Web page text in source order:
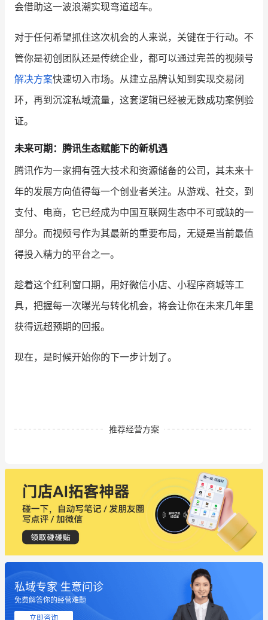
会借助这一波浪潮实现弯道超车。
对于任何希望抓住这次机会的人来说，关键在于行动。不
管你是初创团队还是传统企业，都可以通过完善的视频号
解决方案快速切入市场。从建立品牌认知到实现交易闭
环，再到沉淀私域流量，这套逻辑已经被无数成功案例验
证。
未来可期：腾讯生态赋能下的新机遇
腾讯作为一家拥有强大技术和资源储备的公司，其未来十
年的发展方向值得每一个创业者关注。从游戏、社交，到
支付、电商，它已经成为中国互联网生态中不可或缺的一
部分。而视频号作为其最新的重要布局，无疑是当前最值
得投入精力的平台之一。
趁着这个红利窗口期，用好微信小店、小程序商城等工
具，把握每一次曝光与转化机会，将会让你在未来几年里
获得远超预期的回报。
现在，是时候开始你的下一步计划了。
推荐经营方案
私域专家 生意问诊
免费解答你的经营难题
立即咨询